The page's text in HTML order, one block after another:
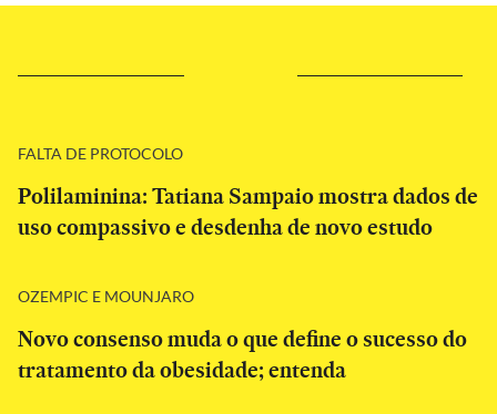
FALTA DE PROTOCOLO
Polilaminina: Tatiana Sampaio mostra dados de
uso compassivo e desdenha de novo estudo
OZEMPIC E MOUNJARO
Novo consenso muda o que define o sucesso do
tratamento da obesidade; entenda